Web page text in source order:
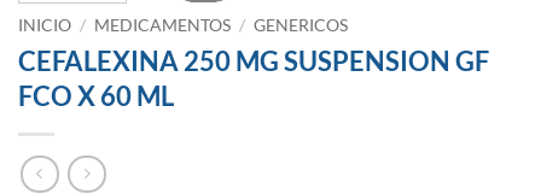
INICIO / MEDICAMENTOS / GENERICOS
CEFALEXINA 250 MG SUSPENSION GF
FCO X 60 ML